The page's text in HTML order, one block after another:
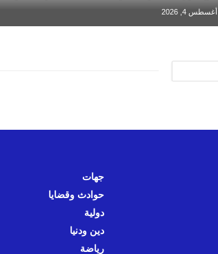
أغسطس 4, 2026
جهات
حوادث وقضايا
دولية
دين ودنيا
رياضة